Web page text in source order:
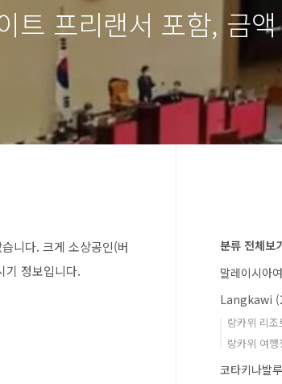
트 프리랜서 포함, 금
니다. 크게 소상공인(버
기 정보입니다.
분류 전체보
말레이시아
Langkawi
랑카위 리
랑카위 여행
코타키나발